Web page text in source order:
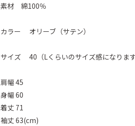
素材 綿100％
カラー オリーブ（サテン）
サイズ 40（Lくらいのサイズ感になります
肩幅 45
身幅 60
着丈 71
袖丈 63(cm)